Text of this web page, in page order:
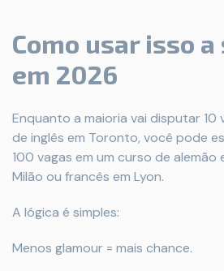
Como usar isso
em 2026
Enquanto a maioria vai disputar 10
de inglês em Toronto, você pode
100 vagas em um curso de alemão
Milão ou francês em Lyon.
A lógica é simples:
Menos glamour = mais chance.